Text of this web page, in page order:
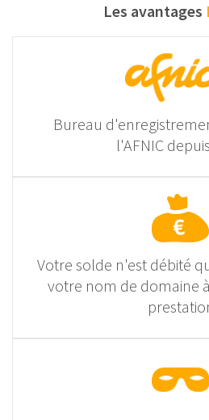
Les avantages
Bureau
l'AFNIC
Votre solde n'est débité
votre nom de domaine